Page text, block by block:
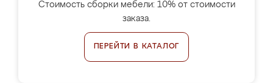
Стоимость сборки мебели: 10% от стоимости
заказа.
ПЕРЕЙТИ В КАТАЛОГ